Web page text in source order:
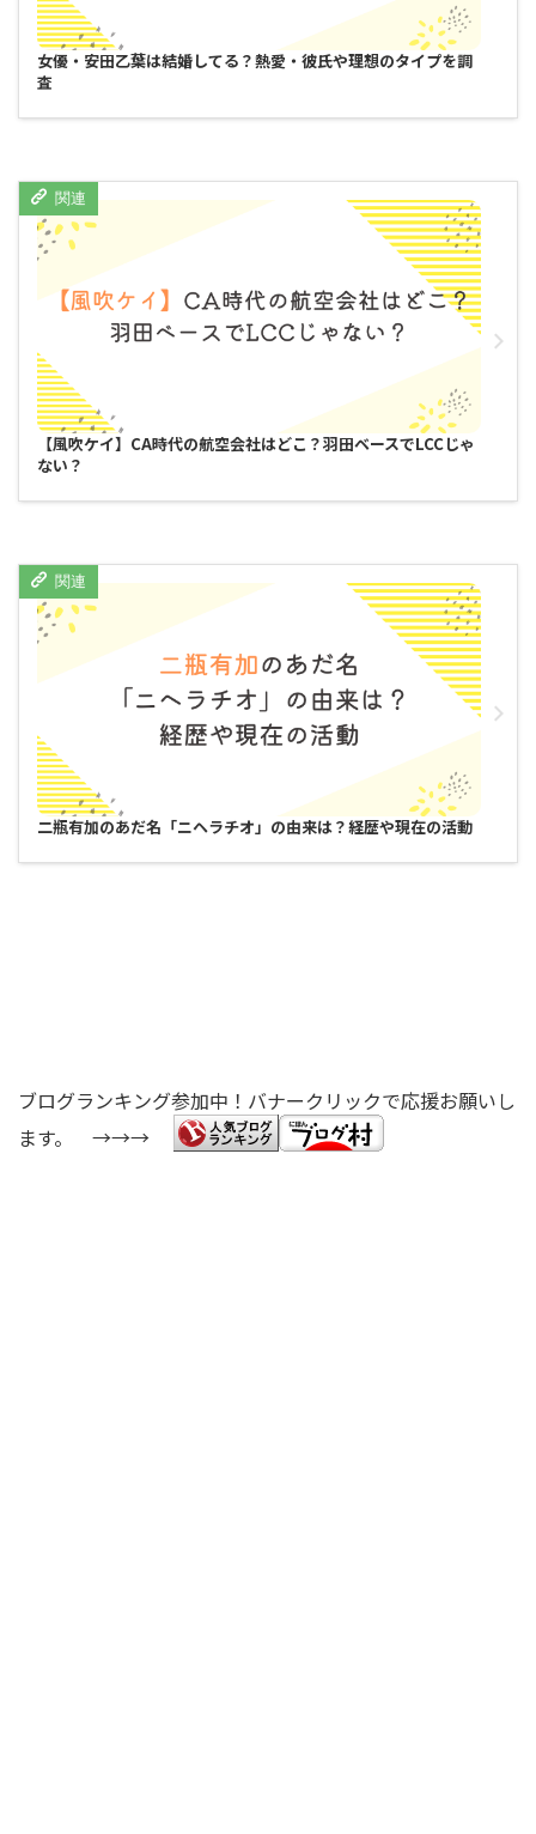
女優・安田乙葉は結婚してる？熱愛・彼氏や理想のタイプを調
査
【風吹ケイ】CA時代の航空会社はどこ？羽田ベースでLCCじゃ
ない？
二瓶有加のあだ名「ニヘラチオ」の由来は？経歴や現在の活動
ブログランキング参加中！バナークリックで応援お願いし
ます。 →→→